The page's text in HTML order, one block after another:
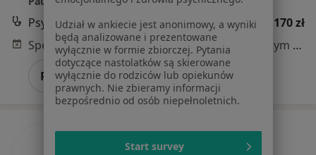
Psychoterapia
170 zł
Specjalista nie oferuje umawiania online pod tym adresem.
Poproś o wizytę
Udział w ankiecie jest anonimowy, a wyniki
będą analizowane i prezentowane
wyłącznie w formie zbiorczej. Pytania
dotyczące nastolatków są skierowane
wyłącznie do rodziców lub opiekunów
prawnych. Nie zbieramy informacji
bezpośrednio od osób niepełnoletnich.
Start survey